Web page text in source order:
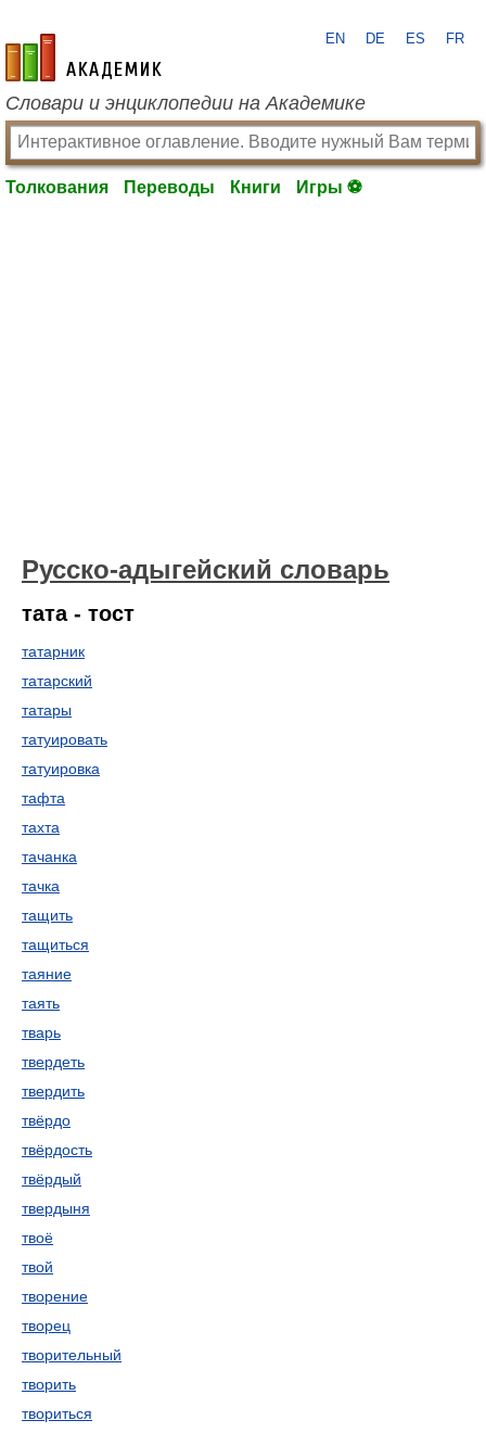
academic.ru
EN DE ES FR
Словари и энциклопедии на Академике
Толкования Переводы Книги Игры ⚽
Русско-адыгейский словарь
тата - тост
татарник
татарский
татары
татуировать
татуировка
тафта
тахта
тачанка
тачка
тащить
тащиться
таяние
таять
тварь
твердеть
твердить
твёрдо
твёрдость
твёрдый
твердыня
твоё
твой
творение
творец
творительный
творить
твориться